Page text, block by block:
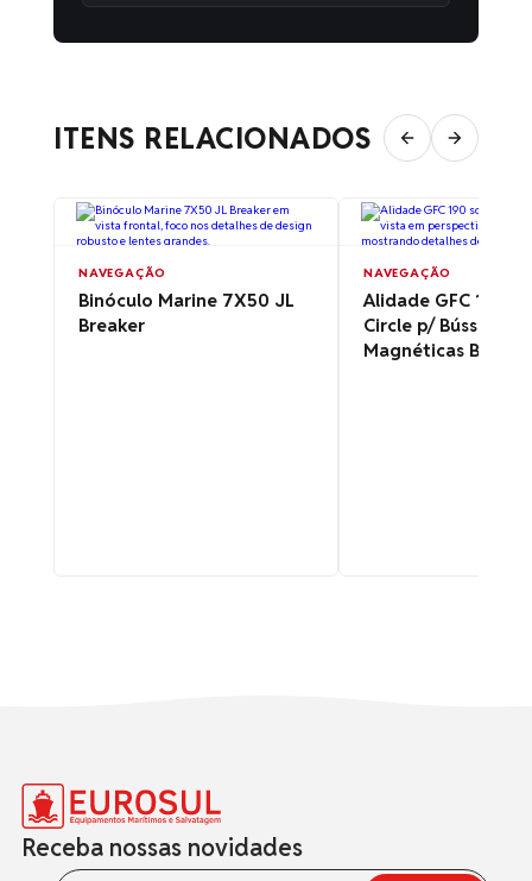
ITENS RELACIONADOS
NAVEGAÇÃO
Binóculo Marine 7X50 JL
Breaker
NAVEGAÇÃO
Alidade GFC 190
Circle p/ Bússolas
Magnéticas BB/BE
Receba nossas novidades